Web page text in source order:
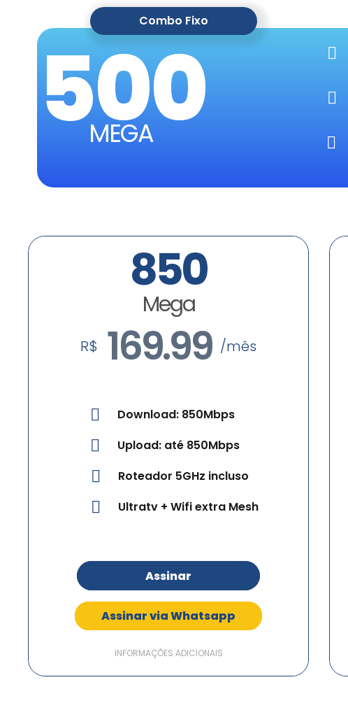
Combo Fixo
500
MEGA
850
Mega
R$ 169.99 /mês
Download: 850Mbps
Upload: até 850Mbps
Roteador 5GHz incluso
Ultratv + Wifi extra Mesh
Assinar
Assinar via Whatsapp
INFORMAÇÕES ADICIONAIS